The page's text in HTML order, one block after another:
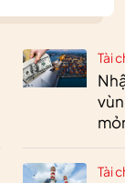
Tài
Tài